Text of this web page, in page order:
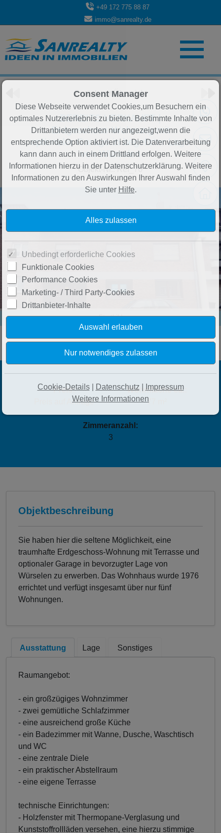
+49 172 775 88 87
immo@sanrealty.de
Zurück zur Übersicht
BEREITS VERKAUFT |
Erdgeschoss-Wohnung mit
optionaler Garage in begehrter Lage
von Würselen
Objekt-Nr.: Ref_70
Startbild
Preis:
Preis auf Anfrage
Wohnfläche ca.:
77 m²
Zimmeranzahl:
3
Objektbeschreibung
Sie haben hier die seltene Möglichkeit, eine
traumhafte Erdgeschoss-Wohnung mit Terrasse und
optionaler Garage in bevorzugter Lage von
Würselen zu erwerben. Das Wohnhaus wurde 1976
errichtet und verfügt insgesamt über nur fünf
Wohnungen.
Ausstattung Lage Sonstiges
Raumangebot:
- ein großzügiges Wohnzimmer
- zwei gemütliche Schlafzimmer
- eine ausreichend große Küche
- ein Badezimmer mit Wanne, Dusche, Waschtisch
und WC
- eine zentrale Diele
- ein praktischer Abstellraum
- eine eigene Terrasse
technische Einrichtungen:
- Holzfenster mit Thermopane-Verglasung und
Kunststoffrollläden versehen, eine hierzu stimmige
Consent Manager
Diese Webseite verwendet Cookies,um Besuchern ein
optimales Nutzererlebnis zu bieten. Bestimmte Inhalte von
Drittanbietern werden nur angezeigt,wenn die
entsprechende Option aktiviert ist. Die Datenverarbeitung
kann dann auch in einem Drittland erfolgen. Weitere
Informationen hierzu in der Datenschutzerklärung. Weitere
Informationen zu den Auswirkungen Ihrer Auswahl finden
Sie unter Hilfe.
Unbedingt erforderliche Cookies
Funktionale Cookies
Performance Cookies
Marketing- / Third Party-Cookies
Drittanbieter-Inhalte
Cookie-Details| Datenschutz
Impressum
Weitere Informationen